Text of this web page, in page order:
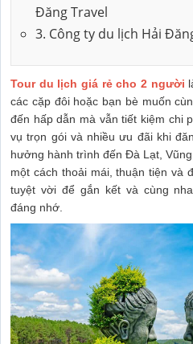
Đăng Travel
3. Công ty du lịch Hải
Tour du lịch giá rẻ cho 2 người
các cặp đôi hoặc bạn bè muốn
đến hấp dẫn mà vẫn tiết kiệm chi
vụ trọn gói và nhiều ưu đãi khi
hưởng hành trình đến Đà Lạt,
một cách thoải mái, thuận tiện và
tuyệt vời để gắn kết và cùng
đáng nhớ.